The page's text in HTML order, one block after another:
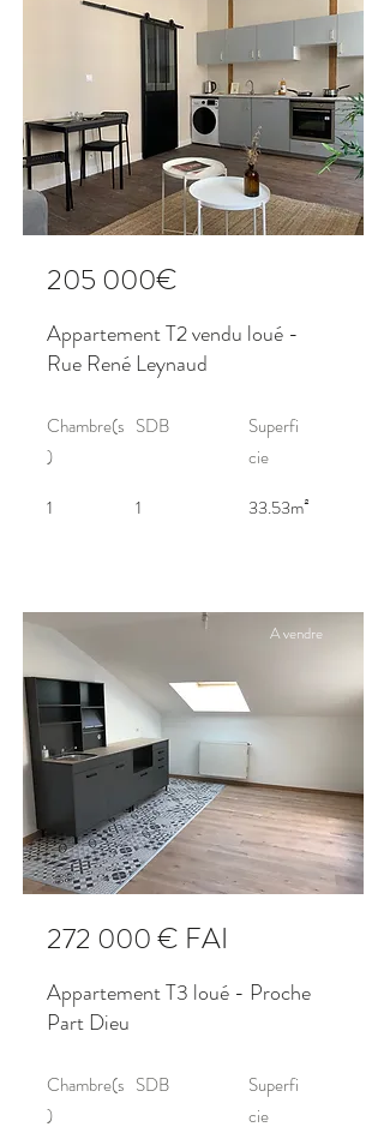
205 000€
Appartement T2 vendu loué -
Rue René Leynaud
Chambre(s
)
SDB
1 1
Superfi
cie
33.53m²
A vendre
272 000 € FAI
Appartement T3 loué - Proche
Part Dieu
Chambre(s
)
SDB
Superfi
cie